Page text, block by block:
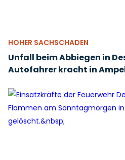
HOHER SACHSCHADEN
Unfall beim Abbiegen in
Autofahrer kracht in